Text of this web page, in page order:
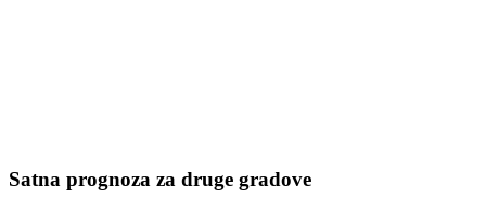
Satna prognoza za druge gradove